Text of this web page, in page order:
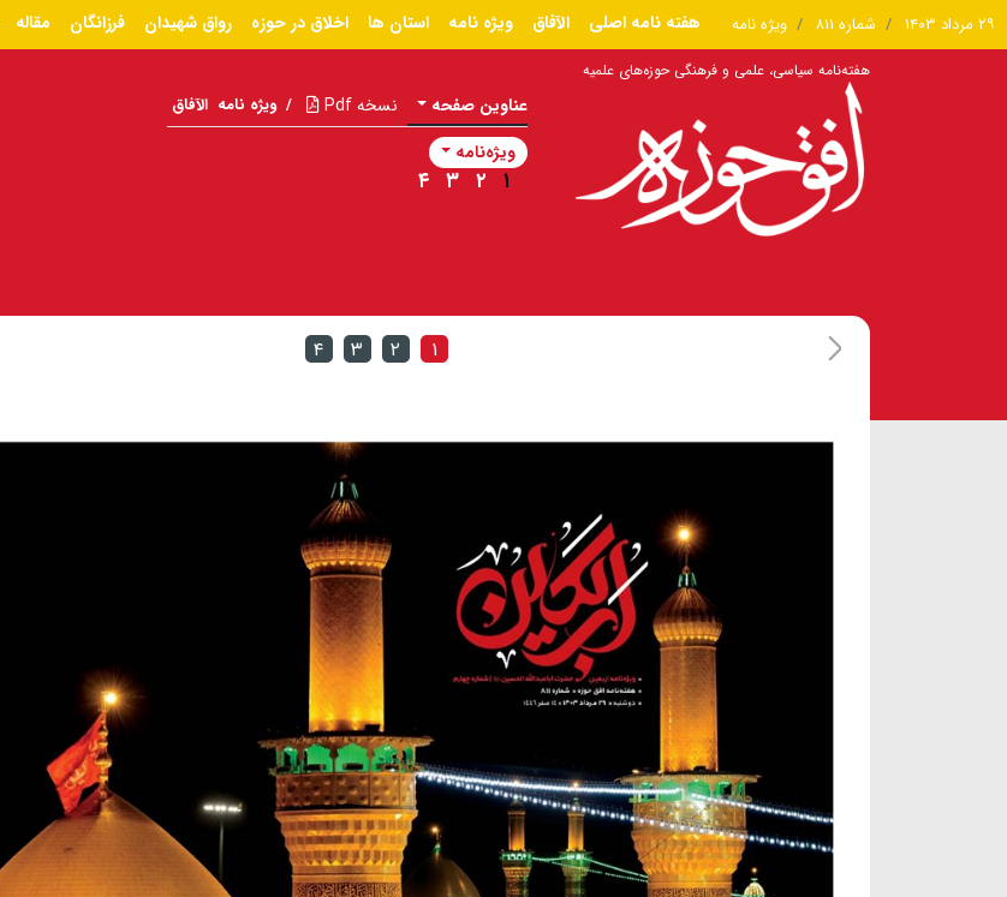
۲۹ مرداد ۱۴۰۳ شماره ۸۱۱ ویژه نامه هفته نامه اصلی الآفاق ویژه نامه استان ها اخلاق در حوزه رواق شهیدان فرزانگان مقاله
هفته‌نامه سیاسی، علمی و فرهنگی حوزه‌های علمیه
عناوین صفحه نسخه Pdf / ویژه نامه الآفاق
ویژه‌نامه
۱ ۲ ۳ ۴
۱ ۲ ۳ ۴